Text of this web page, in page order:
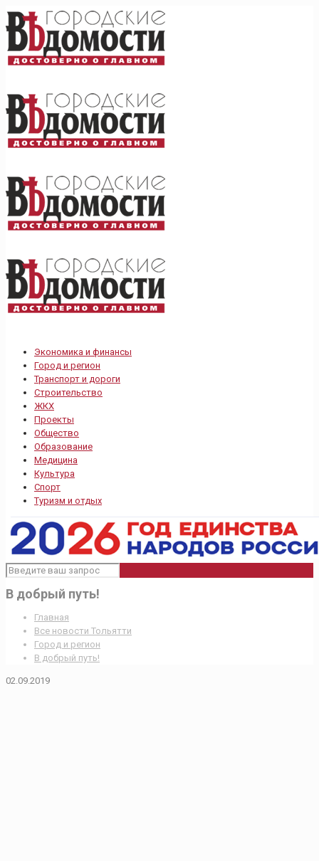
Экономика и финансы
Город и регион
Транспорт и дороги
Строительство
ЖКХ
Проекты
Общество
Образование
Медицина
Культура
Спорт
Туризм и отдых
В добрый путь!
Главная
Все новости Тольятти
Город и регион
В добрый путь!
02.09.2019